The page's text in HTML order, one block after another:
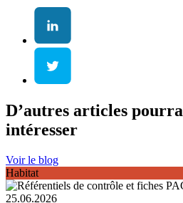
D’autres articles
intéresser
Voir le blog
Habitat
25.06.2026